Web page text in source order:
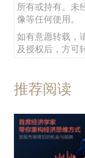
所有或持有。未
像等任何使用。
如有意愿转载，
及授权后，方可
推荐阅读